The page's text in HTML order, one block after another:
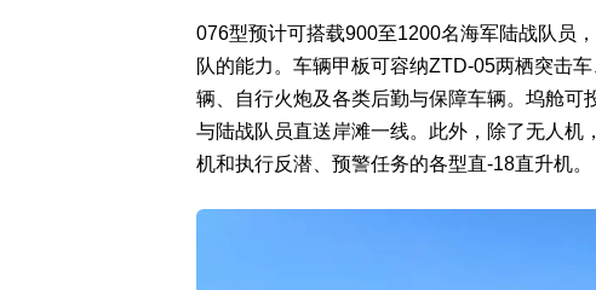
076型预计可搭载900至1200名海军陆战队员
队的能力。车辆甲板可容纳ZTD-05两栖突击
辆、自行火炮及各类后勤与保障车辆。坞舱
与陆战队员直送岸滩一线。此外，除了无人
机和执行反潜、预警任务的各型直-18直升机。